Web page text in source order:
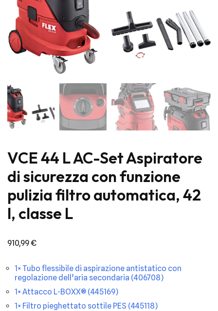
VCE 44 L AC-Set Aspiratore
di sicurezza con funzione
pulizia filtro automatica, 42
l, classe L
910,99€
1× Tubo flessibile di aspirazione antistatico con
regolazione dell’aria secondaria (406708)
1× Attacco L-BOXX® (445169)
1× Filtro pieghettato sottile PES (445118)